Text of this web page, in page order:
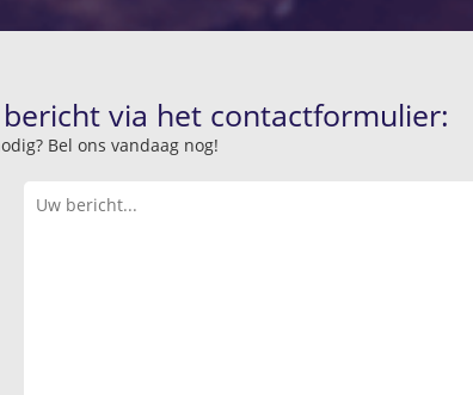
via het contactformulier:
Bel ons vandaag nog!